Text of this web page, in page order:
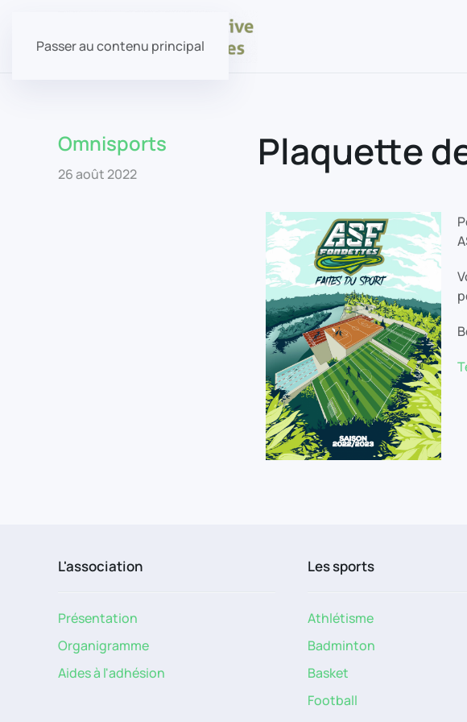
Passer au contenu principal
Omnisports
26 août 2022 Plaquette
L'association
Présentation
Organigramme
Aides à l'adhésion
Les sports
Athlétisme
Badminton
Basket
Football